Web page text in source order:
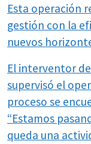
Esta operación
gestión con la
nuevos
El interventor de
supervisó el
proceso se
“Estamos
queda una